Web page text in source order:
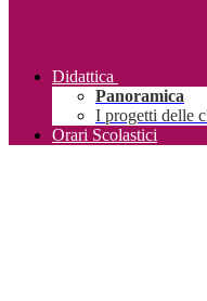
Didattica
Panoramica
I progetti delle
Orari Scolastici